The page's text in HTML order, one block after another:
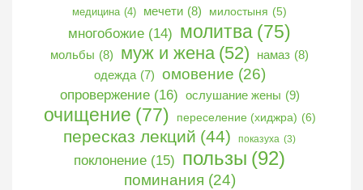
медицина (4) мечети (8) милостыня (5)
многобожие (14) молитва (75)
мольбы (8) муж и жена (52) намаз (8)
одежда (7) омовение (26)
опровержение (16) ослушание жены (9)
очищение (77) переселение (хиджра) (6)
пересказ лекций (44) показуха (3)
поклонение (15) пользы (92)
поминания (24)